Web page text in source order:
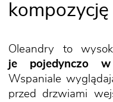
Oleandry to
je pojedynczo w
Wspaniale
przed drzwiami